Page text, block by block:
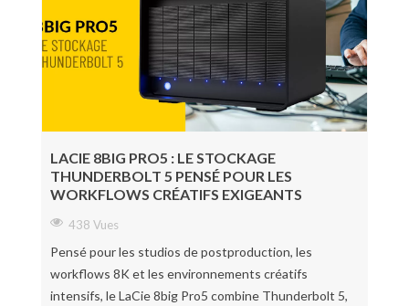
LACIE 8BIG PRO5 : LE STOCKAGE
THUNDERBOLT 5 PENSÉ POUR LES
WORKFLOWS CRÉATIFS EXIGEANTS
438 Vues
Pensé pour les studios de postproduction, les
workflows 8K et les environnements créatifs
intensifs, le LaCie 8big Pro5 combine Thunderbolt 5,